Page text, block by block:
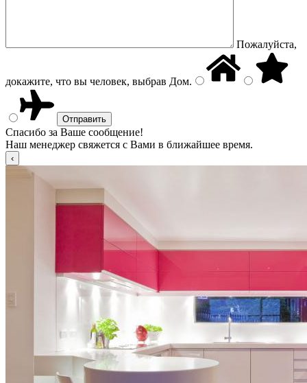
Пожалуйста,
докажите, что вы человек, выбрав Дом.
Спасибо за Ваше сообщение!
Наш менеджер свяжется с Вами в ближайшее время.